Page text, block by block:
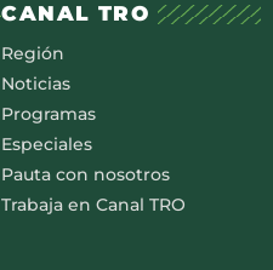
CANAL TRO
Región
Noticias
Programas
Especiales
Pauta con nosotros
Trabaja en Canal TRO